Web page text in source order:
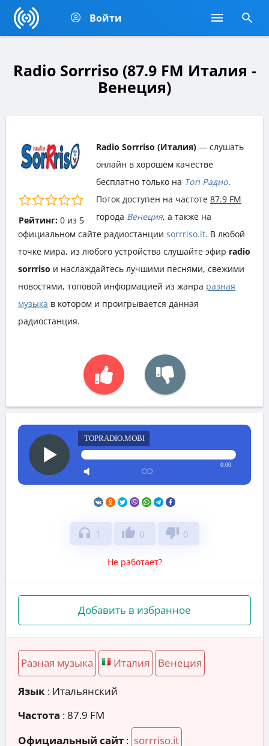
Войти
Radio Sorrriso (87.9 FM Италия -
Венеция)
Рейтинг: 0из 5
Radio Sorrriso (Италия) — слушать
онлайн в хорошем качестве
бесплатно только на Топ Радио.
Поток доступен на частоте 87.9 FM
города Венеция, а также на
официальном сайте радиостанции sorrriso.it. В любой
точке мира, из любого устройства слушайте эфир radio
sorrriso и наслаждайтесь лучшими песнями, свежими
новостями, топовой информацией из жанра разная
музыка в котором и проигрывается данная
радиостанция.
TOPRADIO.MOBI
0:00
headphones 1 thumb_up 0 thumb_down 0
Не работает?
Добавить в избранное
Разная музыка Италия Венеция
Язык : Итальянский
Частота : 87.9 FM
Официальный сайт : sorrriso.it